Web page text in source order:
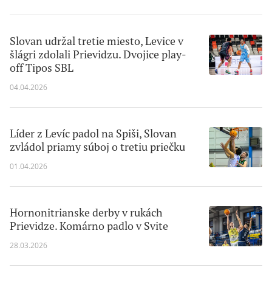
Slovan udržal tretie miesto, Levice v
šlágri zdolali Prievidzu. Dvojice play-
off Tipos SBL
04.04.2026
Líder z Levíc padol na Spiši, Slovan
zvládol priamy súboj o tretiu priečku
01.04.2026
Hornonitrianske derby v rukách
Prievidze. Komárno padlo v Svite
28.03.2026